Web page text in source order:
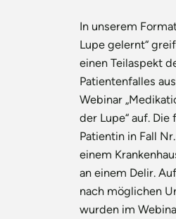
In unserem
Lupe gelernt“
einen Teilaspekt
Patientenfalles
Webinar
der Lupe“ auf. Die
Patientin in Fall
einem
an einem Delir.
nach möglichen
wurden im